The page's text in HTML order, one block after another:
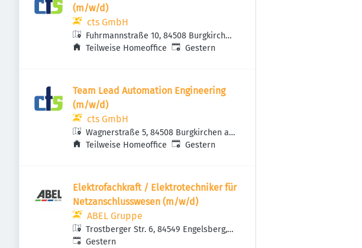
(m/w/d)
cts GmbH
Fuhrmannstraße 10, 84508 Burgkirchen
an der Alz, Deutschland
Teilweise Homeoffice Veröffentlicht
Gestern
Team Lead Automation Engineering
(m/w/d)
cts GmbH
Wagnerstraße 5, 84508 Burgkirchen an
der Alz, Deutschland
Teilweise Homeoffice Veröffentlicht
Gestern
Elektrofachkraft / Elektrotechniker für
Netzanschlusswesen (m/w/d)
ABEL Gruppe
Trostberger Str. 6, 84549 Engelsberg,
Deutschland
Veröffentlicht
Gestern